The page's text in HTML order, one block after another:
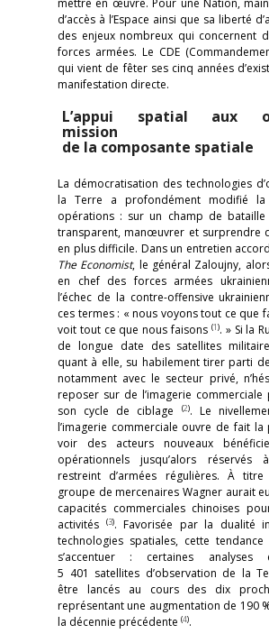
mettre en œuvre. Pour une Nation,
d’accès à l’Espace ainsi que sa liberté
des enjeux nombreux qui concernent
forces armées. Le CDE
qui vient de fêter ses cinq années
manifestation directe.
L’appui spatial aux
mission
de la composante spatiale
La démocratisation des technologies
la Terre a profondément modifié la
opérations : sur un champ de bataille
transparent, manœuvrer et surprendre
en plus difficile. Dans un entretien
The Economist, le général Zaloujny,
en chef des forces armées
l’échec de la contre-offensive
ces termes : « nous voyons tout ce que
voit tout ce que nous faisons (1). » Si la
de longue date des satellites
quant à elle, su habilement tirer parti
notamment avec le secteur privé,
reposer sur de l’imagerie
son cycle de ciblage
(2). Le
l’imagerie commerciale ouvre de fait la
voir des acteurs nouveaux
opérationnels jusqu’alors
restreint d’armées régulières. À titre
groupe de mercenaires Wagner aurait
capacités commerciales chinoises
activités
(3). Favorisée par la dualité
technologies spatiales, cette
s’accentuer : certaines analyses
5 401 satellites d’observation de la
être lancés au cours des dix
représentant une augmentation de 190
la décennie précédente (4).